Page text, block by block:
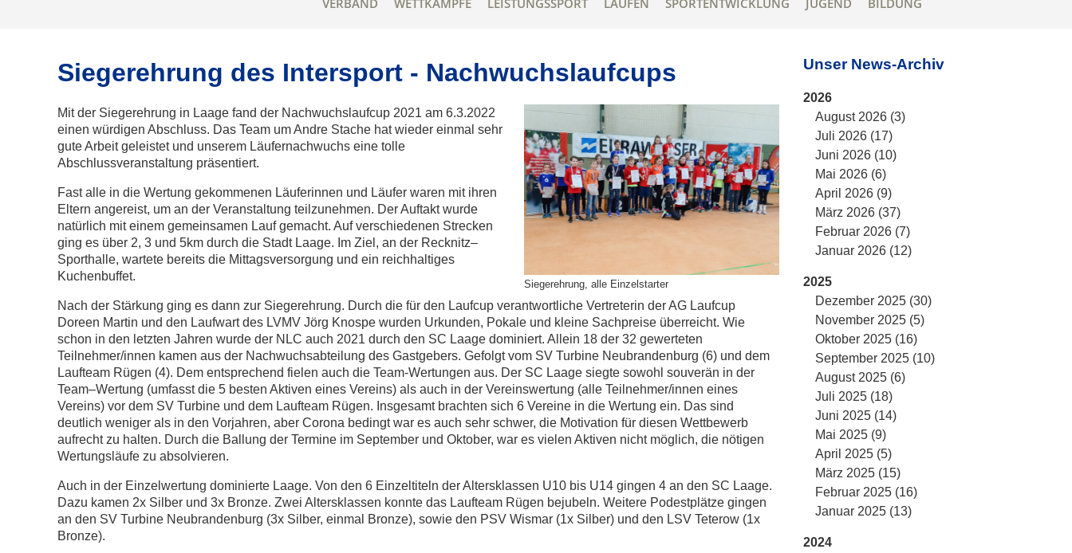
VERBAND WETTKÄMPFE LEISTUNGSSPORT LAUFEN SPORTENTWICKLUNG JUGEND BILDUNG
Siegerehrung des Intersport - Nachwuchslaufcups
Siegerehrung, alle Einzelstarter
Mit der Siegerehrung in Laage fand der Nachwuchslaufcup 2021 am 6.3.2022
einen würdigen Abschluss. Das Team um Andre Stache hat wieder einmal sehr
gute Arbeit geleistet und unserem Läufernachwuchs eine tolle
Abschlussveranstaltung präsentiert.
Fast alle in die Wertung gekommenen Läuferinnen und Läufer waren mit ihren
Eltern angereist, um an der Veranstaltung teilzunehmen. Der Auftakt wurde
natürlich mit einem gemeinsamen Lauf gemacht. Auf verschiedenen Strecken
ging es über 2, 3 und 5km durch die Stadt Laage. Im Ziel, an der Recknitz–
Sporthalle, wartete bereits die Mittagsversorgung und ein reichhaltiges
Kuchenbuffet.
Nach der Stärkung ging es dann zur Siegerehrung. Durch die für den Laufcup verantwortliche Vertreterin der AG Laufcup
Doreen Martin und den Laufwart des LVMV Jörg Knospe wurden Urkunden, Pokale und kleine Sachpreise überreicht. Wie
schon in den letzten Jahren wurde der NLC auch 2021 durch den SC Laage dominiert. Allein 18 der 32 gewerteten
Teilnehmer/innen kamen aus der Nachwuchsabteilung des Gastgebers. Gefolgt vom SV Turbine Neubrandenburg (6) und dem
Laufteam Rügen (4). Dem entsprechend fielen auch die Team-Wertungen aus. Der SC Laage siegte sowohl souverän in der
Team–Wertung (umfasst die 5 besten Aktiven eines Vereins) als auch in der Vereinswertung (alle Teilnehmer/innen eines
Vereins) vor dem SV Turbine und dem Laufteam Rügen. Insgesamt brachten sich 6 Vereine in die Wertung ein. Das sind
deutlich weniger als in den Vorjahren, aber Corona bedingt war es auch sehr schwer, die Motivation für diesen Wettbewerb
aufrecht zu halten. Durch die Ballung der Termine im September und Oktober, war es vielen Aktiven nicht möglich, die nötigen
Wertungsläufe zu absolvieren.
Auch in der Einzelwertung dominierte Laage. Von den 6 Einzeltiteln der Altersklassen U10 bis U14 gingen 4 an den SC Laage.
Dazu kamen 2x Silber und 3x Bronze. Zwei Altersklassen konnte das Laufteam Rügen bejubeln. Weitere Podestplätze gingen
an den SV Turbine Neubrandenburg (3x Silber, einmal Bronze), sowie den PSV Wismar (1x Silber) und den LSV Teterow (1x
Bronze).
Unser News-Archiv
2026
August 2026 (3)
Juli 2026 (17)
Juni 2026 (10)
Mai 2026 (6)
April 2026 (9)
März 2026 (37)
Februar 2026 (7)
Januar 2026 (12)
2025
Dezember 2025 (30)
November 2025 (5)
Oktober 2025 (16)
September 2025 (10)
August 2025 (6)
Juli 2025 (18)
Juni 2025 (14)
Mai 2025 (9)
April 2025 (5)
März 2025 (15)
Februar 2025 (16)
Januar 2025 (13)
2024